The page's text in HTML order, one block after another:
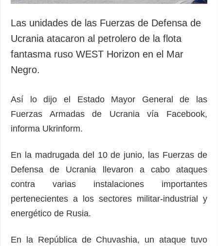
Las unidades de las Fuerzas de Defensa de
Ucrania atacaron al petrolero de la flota
fantasma ruso WEST Horizon en el Mar
Negro.
Así lo dijo el Estado Mayor General de las
Fuerzas Armadas de Ucrania vía Facebook,
informa Ukrinform.
En la madrugada del 10 de junio, las Fuerzas de
Defensa de Ucrania llevaron a cabo ataques
contra varias instalaciones importantes
pertenecientes a los sectores militar-industrial y
energético de Rusia.
En la República de Chuvashia, un ataque tuvo